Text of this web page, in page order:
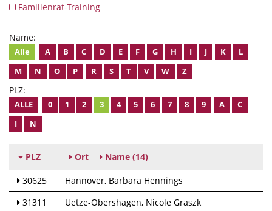
Familienrat-Training
Name:
Alle A B C D E F G H I J K
L
M
N O P R S T V W Z
PLZ:
ALLE 0 1 2 3 4 5 6 7 8 9 A
C
I
N
PLZ Ort Name (14)
30625 Hannover Barbara Hennings
31311
Uetze-Obershagen Nicole Graszk